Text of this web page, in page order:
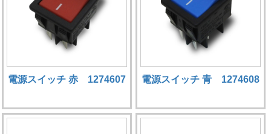
電源スイッチ 赤 1274607 電源スイッチ 青 1274608